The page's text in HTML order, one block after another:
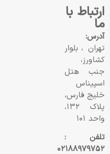
ارتباط با
ما
آدرس:
تهران، بلوار
کشاورز،
جنب هتل
اسپیناس
خلیج فارس،
پلاک ۱۳۲،
واحد ۱۰۱
تلفن :
۰۲۱۸۸۹۷۹۷۵۲